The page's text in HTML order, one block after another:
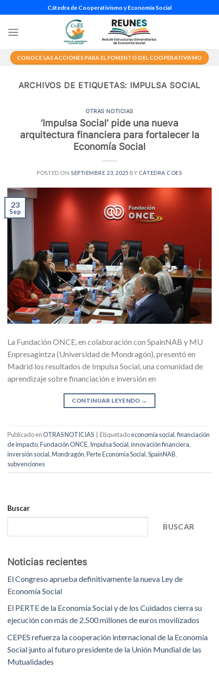
al
contenido
Cátedra de Cooperativismo y Economía Social
CONOCE LAS ACCIONES PARA EL FOMENTO DEL COOPERATIVISMO
ARCHIVOS DE ETIQUETAS: IMPULSA SOCIAL
OTRAS NOTICIAS
‘Impulsa Social’ pide una nueva
arquitectura financiera para fortalecer la
Economía Social
POSTED ON SEPTIEMBRE 23, 2025 BY CÁTEDRA COES
23
Sep
La Fundación ONCE, en colaboración con SpainNAB y MU
Enpresagintza (Universidad de Mondragón), presentó en
Madrid los resultados de Impulsa Social, una comunidad de
aprendizaje sobre financiación e inversión en
CONTINUAR LEYENDO →
Publicado enOTRAS NOTICIAS Etiquetadoeconomía social,financiación
de impacto,Fundación ONCE, Impulsa Social,innovación financiera,
inversión social,Mondragón,Perte Economía Social,SpainNAB,
subvenciones
Buscar
BUSCAR
Noticias recientes
El Congreso aprueba definitivamente la nueva Ley de
Economía Social
El PERTE de la Economía Social y de los Cuidados cierra su
ejecución con más de 2.500 millones de euros movilizados
CEPES refuerza la cooperación internacional de la Economía
Social junto al futuro presidente de la Unión Mundial de las
Mutualidades